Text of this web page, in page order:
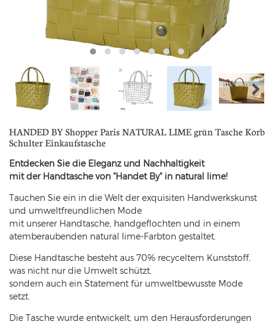
HANDED BY Shopper Paris NATURAL LIME grün Tasche Korb
Schulter Einkaufstasche
Entdecken Sie die Eleganz und Nachhaltigkeit
mit der Handtasche von "Handet By" in natural lime!
Tauchen Sie ein in die Welt der exquisiten Handwerkskunst
und umweltfreundlichen Mode
mit unserer Handtasche, handgeflochten und in einem
atemberaubenden natural lime-Farbton gestaltet.
Diese Handtasche besteht aus 70% recyceltem Kunststoff,
was nicht nur die Umwelt schützt,
sondern auch ein Statement für umweltbewusste Mode
setzt.
Die Tasche wurde entwickelt, um den Herausforderungen